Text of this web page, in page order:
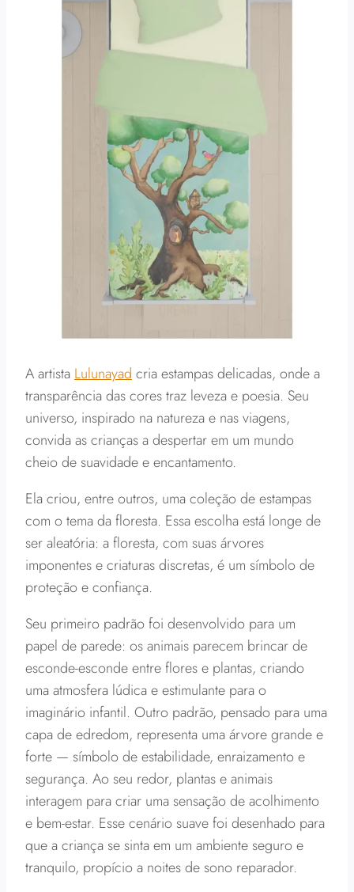
A artista Lulunayad cria estampas delicadas, onde a
transparência das cores traz leveza e poesia. Seu
universo, inspirado na natureza e nas viagens,
convida as crianças a despertar em um mundo
cheio de suavidade e encantamento.
Ela criou, entre outros, uma coleção de estampas
com o tema da floresta. Essa escolha está longe de
ser aleatória: a floresta, com suas árvores
imponentes e criaturas discretas, é um símbolo de
proteção e confiança.
Seu primeiro padrão foi desenvolvido para um
papel de parede: os animais parecem brincar de
esconde-esconde entre flores e plantas, criando
uma atmosfera lúdica e estimulante para o
imaginário infantil. Outro padrão, pensado para uma
capa de edredom, representa uma árvore grande e
forte — símbolo de estabilidade, enraizamento e
segurança. Ao seu redor, plantas e animais
interagem para criar uma sensação de acolhimento
e bem-estar. Esse cenário suave foi desenhado para
que a criança se sinta em um ambiente seguro e
tranquilo, propício a noites de sono reparador.